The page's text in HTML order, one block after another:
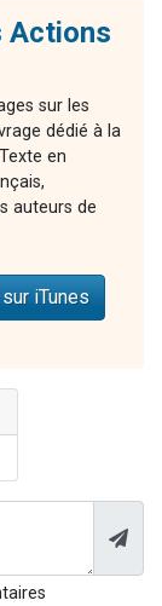
Actions
sur les
dédié à la
en
auteurs de
iTunes